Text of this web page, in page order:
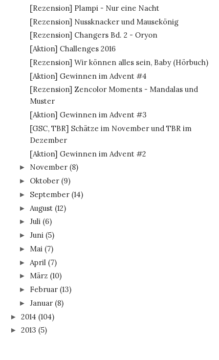
[Rezension] Plampi - Nur eine Nacht
[Rezension] Nussknacker und Mausekönig
[Rezension] Changers Bd. 2 - Oryon
[Aktion] Challenges 2016
[Rezension] Wir können alles sein, Baby (Hörbuch)
[Aktion] Gewinnen im Advent #4
[Rezension] Zencolor Moments - Mandalas und
Muster
[Aktion] Gewinnen im Advent #3
[GSC, TBR] Schätze im November und TBR im
Dezember
[Aktion] Gewinnen im Advent #2
► November (8)
► Oktober (9)
► September (14)
► August (12)
► Juli (6)
► Juni (5)
► Mai (7)
► April (7)
► März (10)
► Februar (13)
► Januar (8)
► 2014 (104)
► 2013 (5)